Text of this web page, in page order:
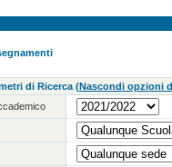
di Ricerca (Nascondi opzioni